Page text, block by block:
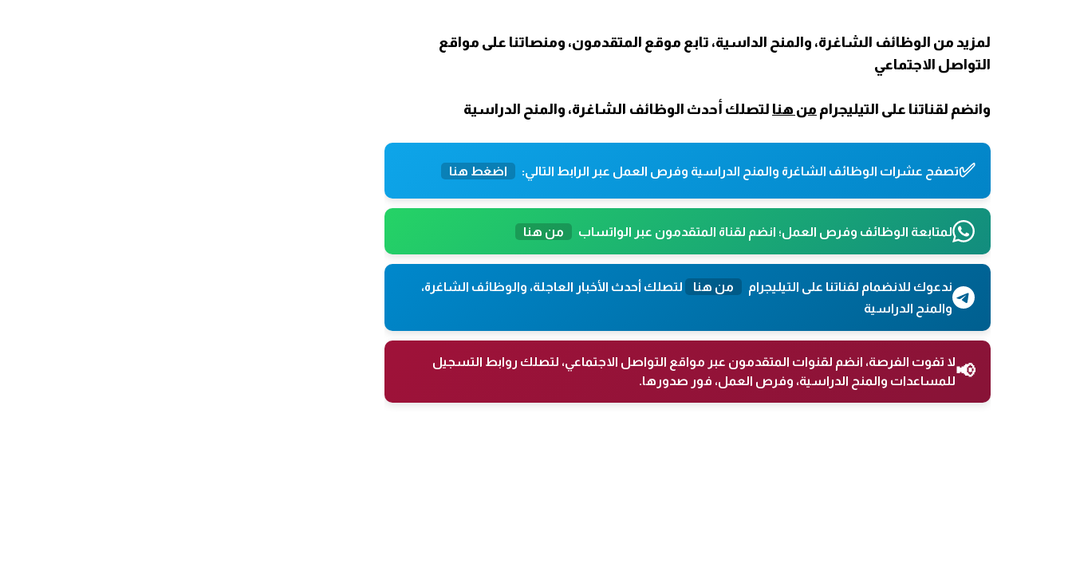
لمزيد من الوظائف الشاغرة، والمنح الداسية، تابع موقع المتقدمون، ومنصاتنا على مواقع
التواصل الاجتماعي
وانضم لقناتنا على التيليجرام من هنا لتصلك أحدث الوظائف الشاغرة، والمنح الدراسية
✅تصفح عشرات الوظائف الشاغرة والمنح الدراسية وفرص العمل عبر الرابط التالي: اضغط هنا
لمتابعة الوظائف وفرص العمل؛ انضم لقناة المتقدمون عبر الواتساب من هنا
ندعوك للانضمام لقناتنا على التيليجرام من هنا
لتصلك أحدث الأخبار العاجلة، والوظائف الشاغرة،
والمنح الدراسية
📢لا تفوت الفرصة، انضم لقنوات المتقدمون عبر مواقع التواصل الاجتماعي، لتصلك روابط التسجيل
للمساعدات والمنح الدراسية، وفرص العمل، فور صدورها.